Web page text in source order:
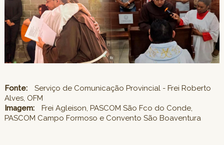
Fonte:
Serviço de Comunicação Provincial - Frei Roberto
Alves, OFM
Imagem:
Frei Agleison, PASCOM São Fco do Conde,
PASCOM Campo Formoso e Convento São Boaventura